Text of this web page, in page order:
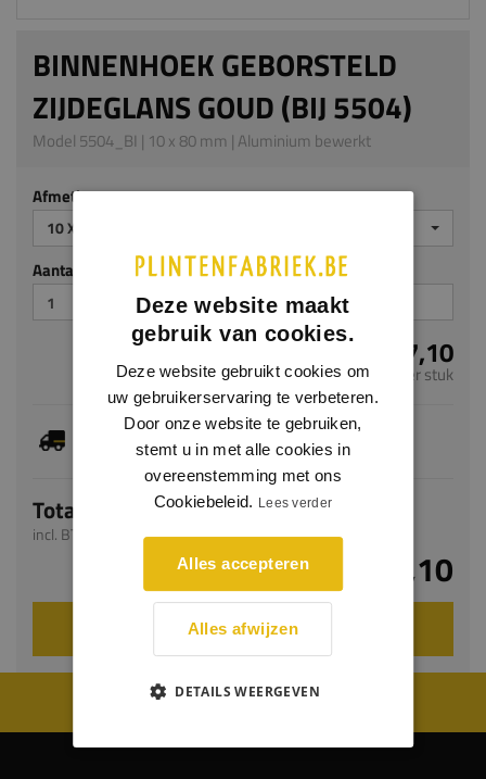
BINNENHOEK GEBORSTELD
ZIJDEGLANS GOUD (BIJ 5504)
Model 5504_BI | 10 x 80 mm | Aluminium bewerkt
Afmeting
10 X 80 MM
Aantal stuks
€ 7,10
per stuk
Dit artikel is voorradig, de verwachte levertijd
bedraagt 1-3 werkdagen
Totaal
incl. BTW
€ 7,10
VOEG TOE AAN WINKELWAGEN
WIJ WORDEN BEOORDEELD MET EEN 8.8
Deze website maakt
gebruik van cookies.
Deze website gebruikt cookies om
uw gebruikerservaring te verbeteren.
Door onze website te gebruiken,
stemt u in met alle cookies in
overeenstemming met ons
Cookiebeleid. Lees verder
Alles accepteren
Alles afwijzen
DETAILS WEERGEVEN